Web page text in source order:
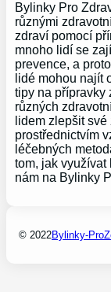
Bylinky Pro
různými
zdraví pomocí
mnoho lidí se
prevence, a
lidé mohou najít
tipy na přípravky
různých
lidem zlepšit
prostřednictvím
léčebných
tom, jak využívat
nám na Bylinky
© 2022Bylinky-